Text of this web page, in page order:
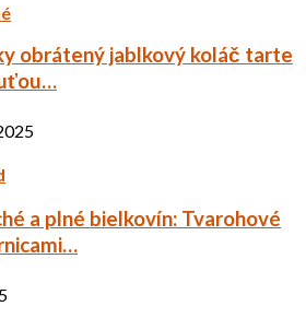
obrátený jablkový koláč tarte
a plné bielkovín: Tvarohové